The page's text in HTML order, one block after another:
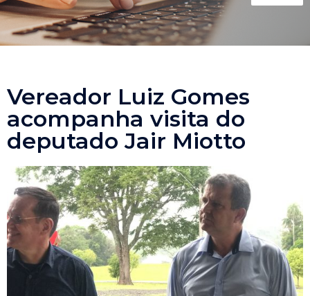
Vereador Luiz Gomes
acompanha visita do
deputado Jair Miotto